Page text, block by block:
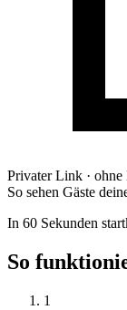
Privater Link ·
So sehen Gäste
In 60 Sekunden
So
1